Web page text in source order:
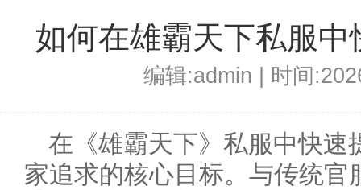
如何在雄霸天下私服
编辑:admin | 时间
在《雄霸天下》私服中快速
家追求的核心目标。与传统官